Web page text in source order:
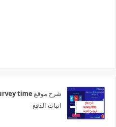
اثبات الدفع